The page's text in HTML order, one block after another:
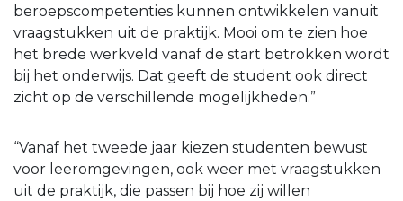
beroepscompetenties kunnen ontwikkelen vanuit
vraagstukken uit de praktijk. Mooi om te zien hoe
het brede werkveld vanaf de start betrokken wordt
bij het onderwijs. Dat geeft de student ook direct
zicht op de verschillende mogelijkheden.”
“Vanaf het tweede jaar kiezen studenten bewust
voor leeromgevingen, ook weer met vraagstukken
uit de praktijk, die passen bij hoe zij willen